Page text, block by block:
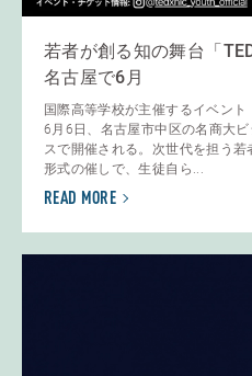
若者が創る知の舞台「
名古屋で6月
国際高等学校が主催するイベン
6月6日、名古屋市中区の名商大
スで開催される。次世代を担う若
形式の催しで、生徒自ら...
READ MORE